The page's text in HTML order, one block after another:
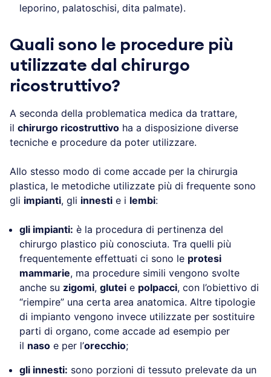
leporino, palatoschisi, dita palmate).
Quali sono le procedure più
utilizzate dal chirurgo
ricostruttivo?
A seconda della problematica medica da trattare,
il chirurgo ricostruttivo ha a disposizione diverse
tecniche e procedure da poter utilizzare.
Allo stesso modo di come accade per la chirurgia
plastica, le metodiche utilizzate più di frequente sono
gli impianti, gli innesti e i lembi:
gli impianti: è la procedura di pertinenza del
chirurgo plastico più conosciuta. Tra quelli più
frequentemente effettuati ci sono le protesi
mammarie, ma procedure simili vengono svolte
anche su zigomi, glutei e polpacci, con l’obiettivo di
“riempire” una certa area anatomica. Altre tipologie
di impianto vengono invece utilizzate per sostituire
parti di organo, come accade ad esempio per
il naso e per l’orecchio;
gli innesti: sono porzioni di tessuto prelevate da un